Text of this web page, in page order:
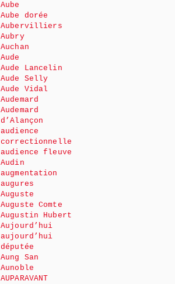
Aube
Aube dorée
Aubervilliers
Aubry
Auchan
Aude
Aude Lancelin
Aude Selly
Aude Vidal
Audemard
Audemard
d’Alançon
audience
correctionnelle
audience fleuve
Audin
augmentation
augures
Auguste
Auguste Comte
Augustin Hubert
Aujourd’hui
aujourd’hui
députée
Aung San
Aunoble
AUPARAVANT